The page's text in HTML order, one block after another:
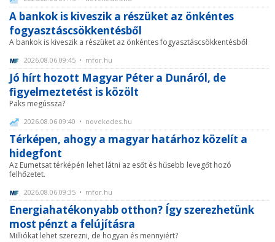
A bankok is kiveszik a részüket az önkéntes
fogyasztáscsökkentésből
A bankok is kiveszik a részüket az önkéntes fogyasztáscsökkentésből
2026.08.06 09:45 • mfor.hu
Jó hírt hozott Magyar Péter a Dunáról, de
figyelmeztetést is közölt
Paks megússza?
2026.08.06 09:40 • novekedes.hu
Térképen, ahogy a magyar határhoz közelít a
hidegfont
Az Eumetsat térképén lehet látni az esőt és hűsebb levegőt hozó
felhőzetet.
2026.08.06 09:35 • mfor.hu
Energiahatékonyabb otthon? Így szerezhetünk
most pénzt a felújításra
Milliókat lehet szerezni, de hogyan és mennyiért?